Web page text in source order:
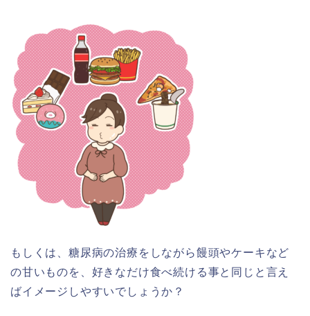
もしくは、糖尿病の治療をしながら饅頭やケーキなど
の甘いものを、好きなだけ食べ続ける事と同じと言え
ばイメージしやすいでしょうか？